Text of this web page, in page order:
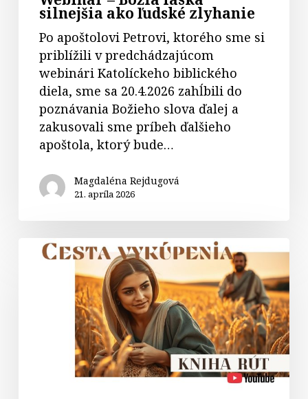
silnejšia ako ľudské zlyhanie
Po apoštolovi Petrovi, ktorého sme si
priblížili v predchádzajúcom
webinári Katolíckeho biblického
diela, sme sa 20.4.2026 zahĺbili do
poznávania Božieho slova ďalej a
zakusovali sme príbeh ďalšieho
apoštola, ktorý bude…
Magdaléna Rejdugová
21. apríla 2026
Cesta
vykúpenia